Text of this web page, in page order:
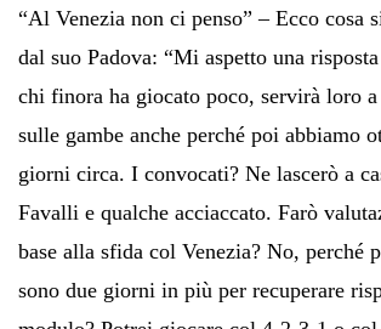
“Al Venezia non ci penso” – Ecco cosa
dal suo Padova: “Mi aspetto una
chi finora ha giocato poco, servirà loro
sulle gambe anche perché poi abbiamo
giorni circa. I convocati? Ne lascerò a
Favalli e qualche acciaccato. Farò
base alla sfida col Venezia? No, perché
sono due giorni in più per recuperare